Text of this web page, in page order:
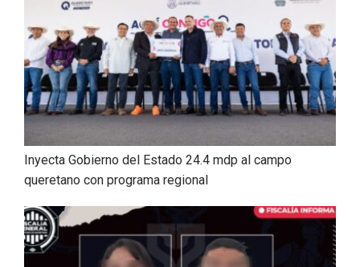
Inyecta Gobierno del Estado 24.4 mdp al campo
queretano con programa regional